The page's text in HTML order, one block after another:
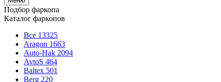
Подбор фаркопа
Каталог фаркопов
Все 13325
Aragon 1663
Auto-Hak 2094
AvtoS 464
Baltex 501
Berg 220